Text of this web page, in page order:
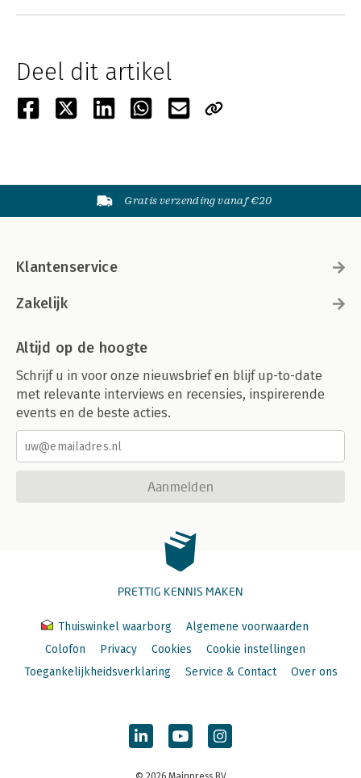
Deel dit artikel
Gratis verzending vanaf €20
Klantenservice
Zakelijk
Altijd op de hoogte
Schrijf u in voor onze nieuwsbrief en blijf up-to-date
met relevante interviews en recensies, inspirerende
events en de beste acties.
Aanmelden
PRETTIG KENNIS MAKEN
Thuiswinkel waarborg
Algemene voorwaarden
Colofon
Privacy Cookies
Cookie instellingen
Toegankelijkheidsverklaring
Service & Contact Over ons